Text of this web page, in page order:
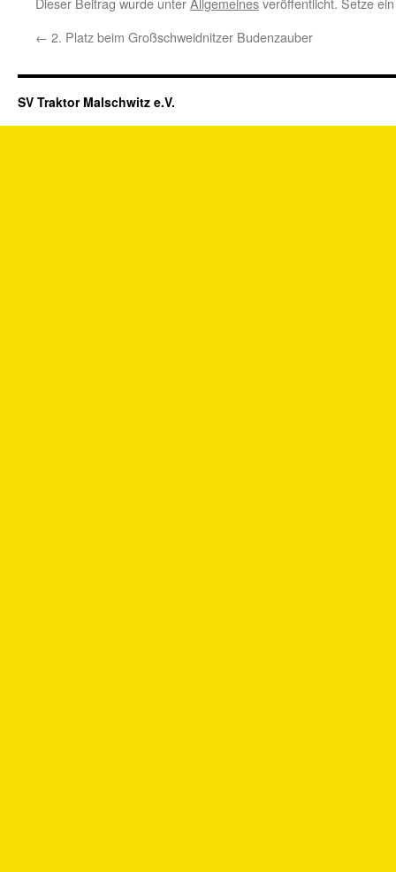
← 2. Platz beim Großschweidnitzer Budenzauber
SV Traktor Malschwitz e.V.